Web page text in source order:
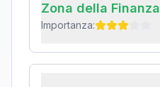
Zona della Finanza
Importanza: